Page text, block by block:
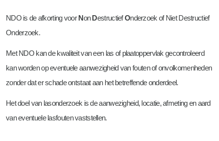
Lasersnijden
Autogeen snijden
Kanten en zetten
Walsen
Lasbedrijf
MIG / MAG lassen
Robotlassen
Meer mogelijkheden
Kwaliteit
Controle
Leverbetrouwbaarheid
Tosec als werkgever
Stageplaatsen bij Tosec
NDO is de afkorting voorNonDestructiefOnderzoek of Niet Destructief
Onderzoek.
Met NDO kan de kwaliteit van een las of plaatoppervlak gecontroleerd
kan worden op eventuele aanwezigheid van fouten of onvolkomenheden
zonder dat er schade ontstaat aan het betreffende onderdeel.
Het doel van lasonderzoek is de aanwezigheid, locatie, afmeting en aard
van eventuele lasfouten vaststellen.